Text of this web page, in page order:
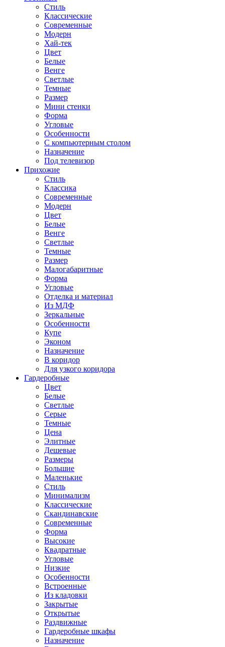
Стиль
Классические
Современные
Модерн
Хай-тек
Цвет
Белые
Венге
Светлые
Темные
Размер
Мини стенки
Форма
Угловые
Особенности
С компьютерным столом
Назначение
Под телевизор
Прихожие
Стиль
Классика
Современные
Модерн
Цвет
Белые
Венге
Светлые
Темные
Размер
Малогабаритные
Форма
Угловые
Отделка и материал
Из МДФ
Зеркальные
Особенности
Купе
Эконом
Назначение
В коридор
Для узкого коридора
Гардеробные
Цвет
Белые
Светлые
Серые
Темные
Цена
Элитные
Дешевые
Размеры
Большие
Маленькие
Стиль
Минимализм
Классические
Скандинавские
Современные
Форма
Высокие
Квадратные
Угловые
Низкие
Особенности
Встроенные
Из кладовки
Закрытые
Открытые
Раздвижные
Гардеробные шкафы
Назначение